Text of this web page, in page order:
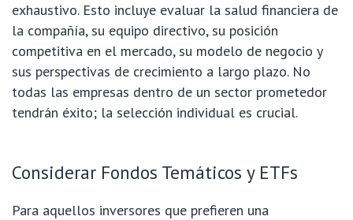
exhaustivo. Esto incluye evaluar la salud financiera de
la compañía, su equipo directivo, su posición
competitiva en el mercado, su modelo de negocio y
sus perspectivas de crecimiento a largo plazo. No
todas las empresas dentro de un sector prometedor
tendrán éxito; la selección individual es crucial.
Considerar Fondos Temáticos y ETFs
Para aquellos inversores que prefieren una